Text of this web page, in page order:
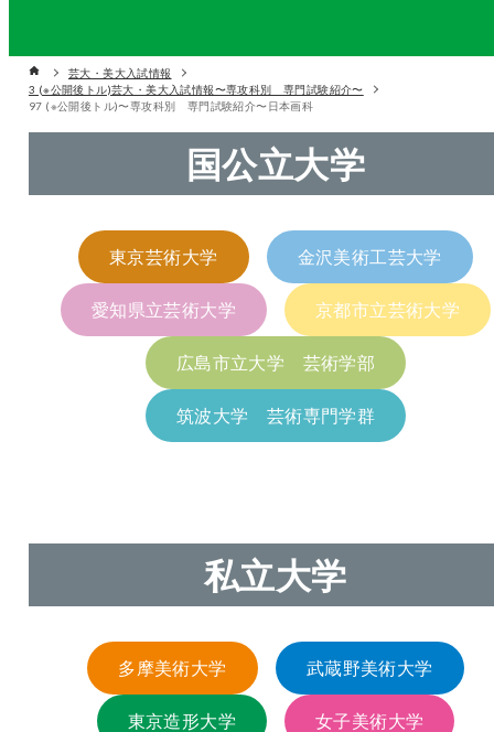
芸大・美大入試情報
3 (※公開後トル)芸大・美大入試情報〜専攻科別 専門試験紹介〜
97 (※公開後トル)〜専攻科別 専門試験紹介〜日本画科
国公立大学
東京芸術大学 金沢美術工芸大学
愛知県立芸術大学 京都市立芸術大学
広島市立大学 芸術学部
筑波大学 芸術専門学群
私立大学
多摩美術大学 武蔵野美術大学
東京造形大学 女子美術大学